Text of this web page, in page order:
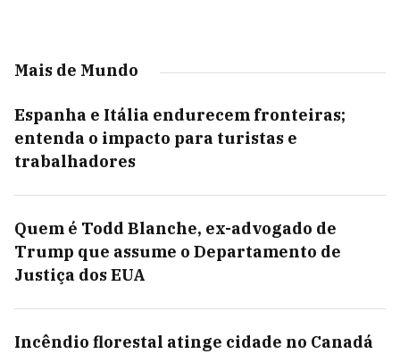
Mais de Mundo
Espanha e Itália endurecem fronteiras;
entenda o impacto para turistas e
trabalhadores
Quem é Todd Blanche, ex-advogado de
Trump que assume o Departamento de
Justiça dos EUA
Incêndio florestal atinge cidade no Canadá